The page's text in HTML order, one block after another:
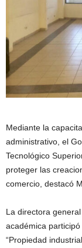
Mediante la
administrativo, el
Tecnológico
proteger las
comercio, destacó
La directora
académica
“Propiedad